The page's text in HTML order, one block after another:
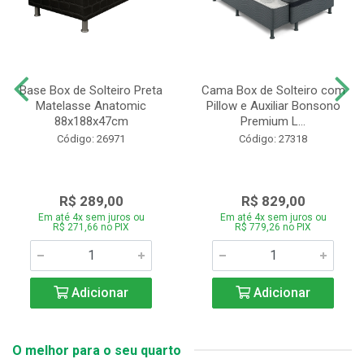
Base Box de Solteiro Preta
Matelasse Anatomic
88x188x47cm
Código: 26971
R$ 289,00
Em até 4x sem juros ou
R$ 271,66 no PIX
Adicionar
Cama Box de Solteiro com
Pillow e Auxiliar Bonsono
Premium L...
Código: 27318
R$ 829,00
Em até 4x sem juros ou
R$ 779,26 no PIX
Adicionar
O melhor para o seu quarto